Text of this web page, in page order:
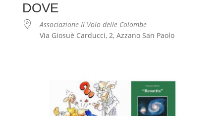
DOVE
Associazione Il Volo delle Colombe
Via Giosuè Carducci, 2, Azzano San Paolo